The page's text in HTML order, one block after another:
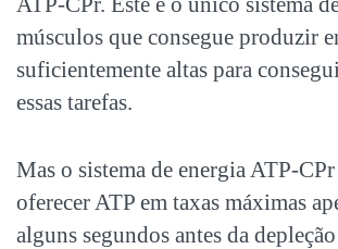
músculos que consegue produzir
suficientemente altas para
essas tarefas.
Mas o sistema de energia ATP-
oferecer ATP em taxas máximas
alguns segundos antes da